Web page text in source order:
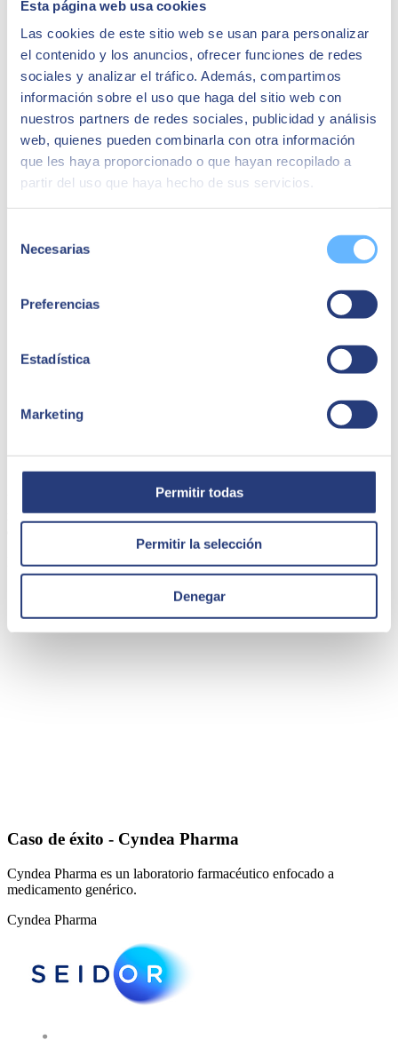
Esta página web usa cookies
Las cookies de este sitio web se usan para personalizar
el contenido y los anuncios, ofrecer funciones de redes
sociales y analizar el tráfico. Además, compartimos
información sobre el uso que haga del sitio web con
nuestros partners de redes sociales, publicidad y análisis
web, quienes pueden combinarla con otra información
que les haya proporcionado o que hayan recopilado a
partir del uso que haya hecho de sus servicios.
Necesarias
Preferencias
Estadística
Marketing
Permitir todas
Permitir la selección
Denegar
Antonio J. Díaz Martín
Gerente
“Nuestro sistema de trabajo al basarse en
certificados, y en varios criterios normativos hace
necesario un ERP como SAP Business One”
Casos de éxito relacionados:
Royme, experta en el mercado de elementos normalizados para
matricería y molde, cuenta con 9 delegaciones y da servicio en todo
Royme
Caso de éxito - Cyndea Pharma
Cyndea Pharma es un laboratorio farmacéutico enfocado a
medicamento genérico.
Cyndea Pharma